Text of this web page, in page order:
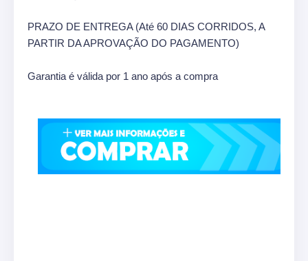
PRAZO DE ENTREGA (Até 60 DIAS CORRIDOS, A
PARTIR DA APROVAÇÃO DO PAGAMENTO)
Garantia é válida por 1 ano após a compra